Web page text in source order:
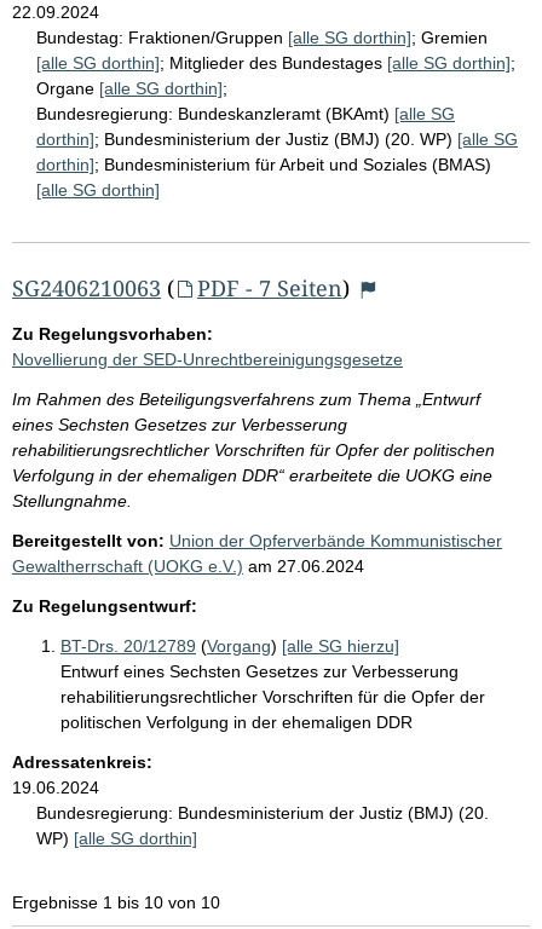
22.09.2024
Bundestag: Fraktionen/Gruppen [alle SG dorthin]; Gremien
[alle SG dorthin]; Mitglieder des Bundestages [alle SG dorthin];
Organe [alle SG dorthin];
Bundesregierung: Bundeskanzleramt (BKAmt) [alle SG
dorthin]; Bundesministerium der Justiz (BMJ) (20. WP) [alle SG
dorthin]; Bundesministerium für Arbeit und Soziales (BMAS)
[alle SG dorthin]
SG2406210063 ( PDF - 7 Seiten)
Zu Regelungsvorhaben:
Novellierung der SED-Unrechtbereinigungsgesetze
Im Rahmen des Beteiligungsverfahrens zum Thema „Entwurf
eines Sechsten Gesetzes zur Verbesserung
rehabilitierungsrechtlicher Vorschriften für Opfer der politischen
Verfolgung in der ehemaligen DDR“ erarbeitete die UOKG eine
Stellungnahme.
Bereitgestellt von: Union der Opferverbände Kommunistischer
Gewaltherrschaft (UOKG e.V.) am 27.06.2024
Zu Regelungsentwurf:
BT-Drs. 20/12789 (Vorgang) [alle SG hierzu]
Entwurf eines Sechsten Gesetzes zur Verbesserung
rehabilitierungsrechtlicher Vorschriften für die Opfer der
politischen Verfolgung in der ehemaligen DDR
Adressatenkreis:
19.06.2024
Bundesregierung: Bundesministerium der Justiz (BMJ) (20.
WP) [alle SG dorthin]
Ergebnisse 1 bis 10 von 10